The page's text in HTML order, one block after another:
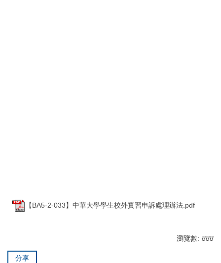
【BA5-2-033】中華大學學生校外實習申訴處理辦法.pdf
瀏覽數: 888
分享